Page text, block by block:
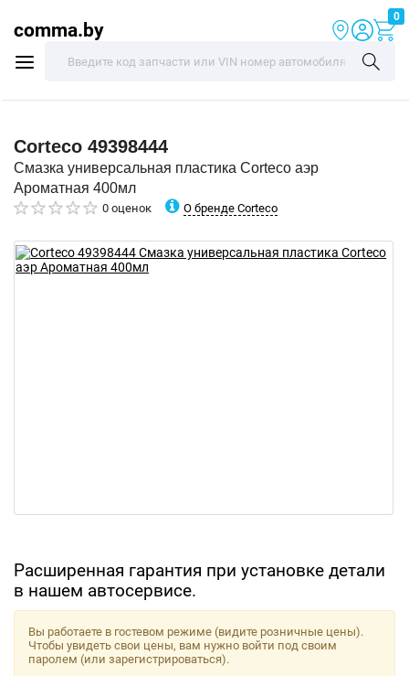
comma.by
0
Corteco 49398444
Смазка универсальная пластика Corteco аэр
Ароматная 400мл
0 оценок О бренде Corteco
Расширенная гарантия при установке детали
в нашем автосервисе.
Вы работаете в гостевом режиме (видите розничные цены).
Чтобы увидеть свои цены, вам нужно войти под своим
паролем (или зарегистрироваться).